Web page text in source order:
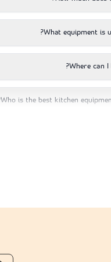
What equipment is
Where can
Who is the best kitchen